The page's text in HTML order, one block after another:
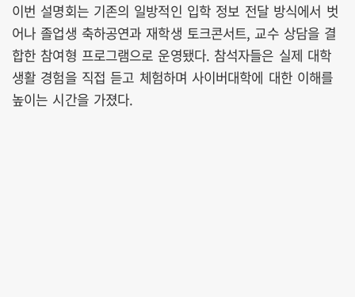
이번 설명회는 기존의 일방적인 입학 정보 전달 방식에서 벗
어나 졸업생 축하공연과 재학생 토크콘서트, 교수 상담을 결
합한 참여형 프로그램으로 운영됐다. 참석자들은 실제 대학
생활 경험을 직접 듣고 체험하며 사이버대학에 대한 이해를
높이는 시간을 가졌다.